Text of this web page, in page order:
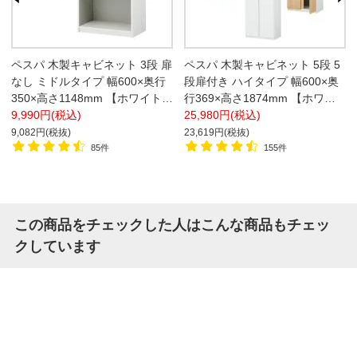
ペスパ 木製キャビネット 3段 扉
なし ミドルタイプ 幅600×奥行
350×高さ1148mm 【ホワイト×
グレー】
9,990円(税込)
9,082円(税抜)
85件
ペスパ 木製キャビネット 5段 5
段扉付き ハイタイプ 幅600×奥
行369×高さ1874mm 【ホワイ
ト扉・ナチュラル扉】
25,980円(税込)
23,619円(税抜)
155件
この商品をチェックした人はこんな商品もチェッ
クしています